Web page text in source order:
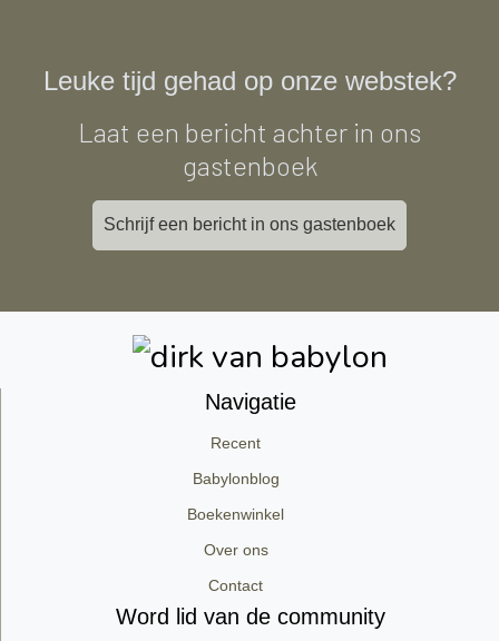
Leuke tijd gehad op onze webstek?
Laat een bericht achter in ons
gastenboek
Schrijf een bericht in ons gastenboek
Navigatie
Recent
Babylonblog
Boekenwinkel
Over ons
Contact
Word lid van de community